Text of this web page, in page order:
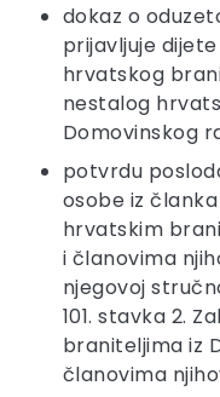
dokaz o
prijavljuje
hrvatskog
nestalog
Domovinskog
potvrdu
osobe iz članka
hrvatskim
i članovima
njegovoj
101. stavka 2.
braniteljima iz
članovima